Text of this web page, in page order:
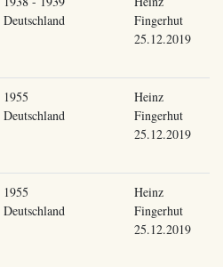
Deutschland
Fingerhut
25.12.2019
1955
Deutschland
Heinz
Fingerhut
25.12.2019
1955
Deutschland
Heinz
Fingerhut
25.12.2019